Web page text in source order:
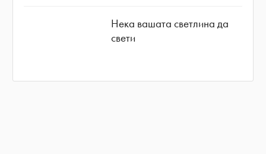
Нека вашата светлина да
свети